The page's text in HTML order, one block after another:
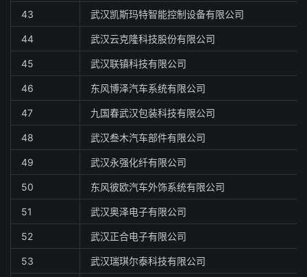
43 武汉凯斯玛特智能控制设备有限公司
44 武汉云克隆科技股份有限公司
45 武汉联镇科技有限公司
46 东风博泽汽车系统有限公司
47 九国春武汉包装科技有限公司
48 武汉叁木汽车部件有限公司
49 武汉永强化纤有限公司
50 东风彼欧汽车外饰系统有限公司
51 武汉奥泽电子有限公司
52 武汉正合电子有限公司
53 武汉瑞琪尔泰科技有限公司